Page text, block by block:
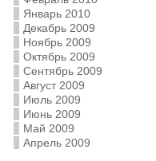
Январь 2010
Декабрь 2009
Ноябрь 2009
Октябрь 2009
Сентябрь 2009
Август 2009
Июль 2009
Июнь 2009
Май 2009
Апрель 2009